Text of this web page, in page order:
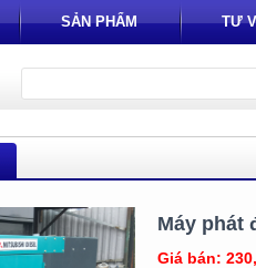
SẢN PHẨM TƯ
Máy phát
Giá bán: